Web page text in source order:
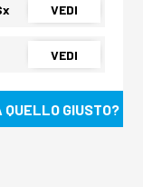
VEDI
VEDI
QUELLO GIUSTO?